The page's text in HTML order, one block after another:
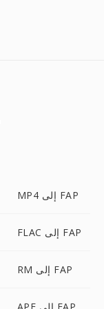
MP4 إلى FAP
FLAC إلى FAP
RM إلى FAP